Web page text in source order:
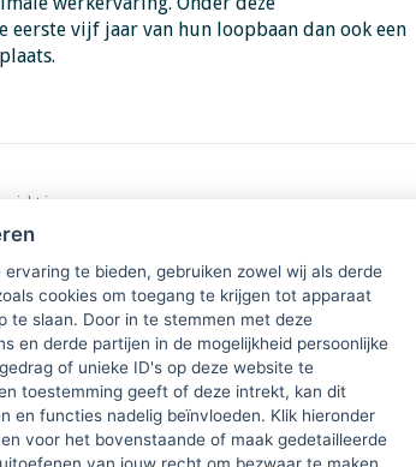
eerste vijf jaar van hun loopbaan dan ook een
in
ervaring te bieden, gebruiken zowel wij als derde
cookies om toegang te krijgen tot apparaat
te slaan. Door in te stemmen met deze
en derde partijen in de mogelijkheid persoonlijke
of unieke ID's op deze website te
toestemming geeft of deze intrekt, kan dit
en functies nadelig beïnvloeden. Klik hieronder
voor het bovenstaande of maak gedetailleerde